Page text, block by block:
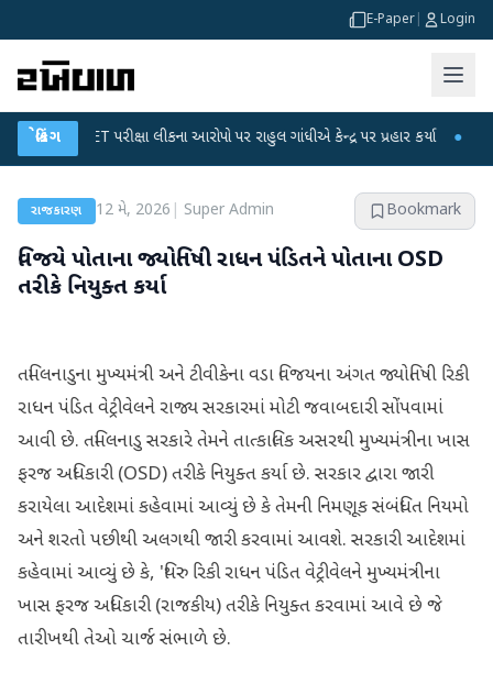
E-Paper Login
બ્રેકિંગ
NET પરીક્ષા લીકના આરોપો પર રાહુલ ગાંધીએ કેન્દ્ર પર પ્રહાર કર્યા ● હિંમતનગરમાં
રાજકારણ 12 મે, 2026 Super Admin Bookmark
વિજયે પોતાના જ્યોતિષી રાધન પંડિતને પોતાના OSD
તરીકે નિયુક્ત કર્યા
તમિલનાડુના મુખ્યમંત્રી અને ટીવીકેના વડા વિજયના અંગત જ્યોતિષી રિકી
રાધન પંડિત વેટ્રીવેલને રાજ્ય સરકારમાં મોટી જવાબદારી સોંપવામાં
આવી છે. તમિલનાડુ સરકારે તેમને તાત્કાલિક અસરથી મુખ્યમંત્રીના ખાસ
ફરજ અધિકારી (OSD) તરીકે નિયુક્ત કર્યા છે. સરકાર દ્વારા જારી
કરાયેલા આદેશમાં કહેવામાં આવ્યું છે કે તેમની નિમણૂક સંબંધિત નિયમો
અને શરતો પછીથી અલગથી જારી કરવામાં આવશે. સરકારી આદેશમાં
કહેવામાં આવ્યું છે કે, 'થિરુ રિકી રાધન પંડિત વેટ્રીવેલને મુખ્યમંત્રીના
ખાસ ફરજ અધિકારી (રાજકીય) તરીકે નિયુક્ત કરવામાં આવે છે જે
તારીખથી તેઓ ચાર્જ સંભાળે છે.